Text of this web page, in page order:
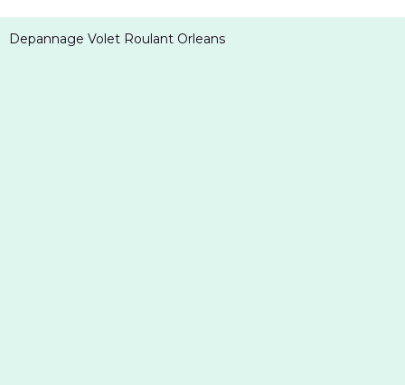
Depannage Volet Roulant Orleans